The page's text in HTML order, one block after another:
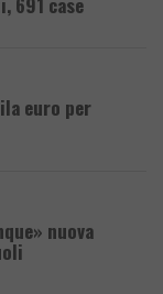
euro per
nuova